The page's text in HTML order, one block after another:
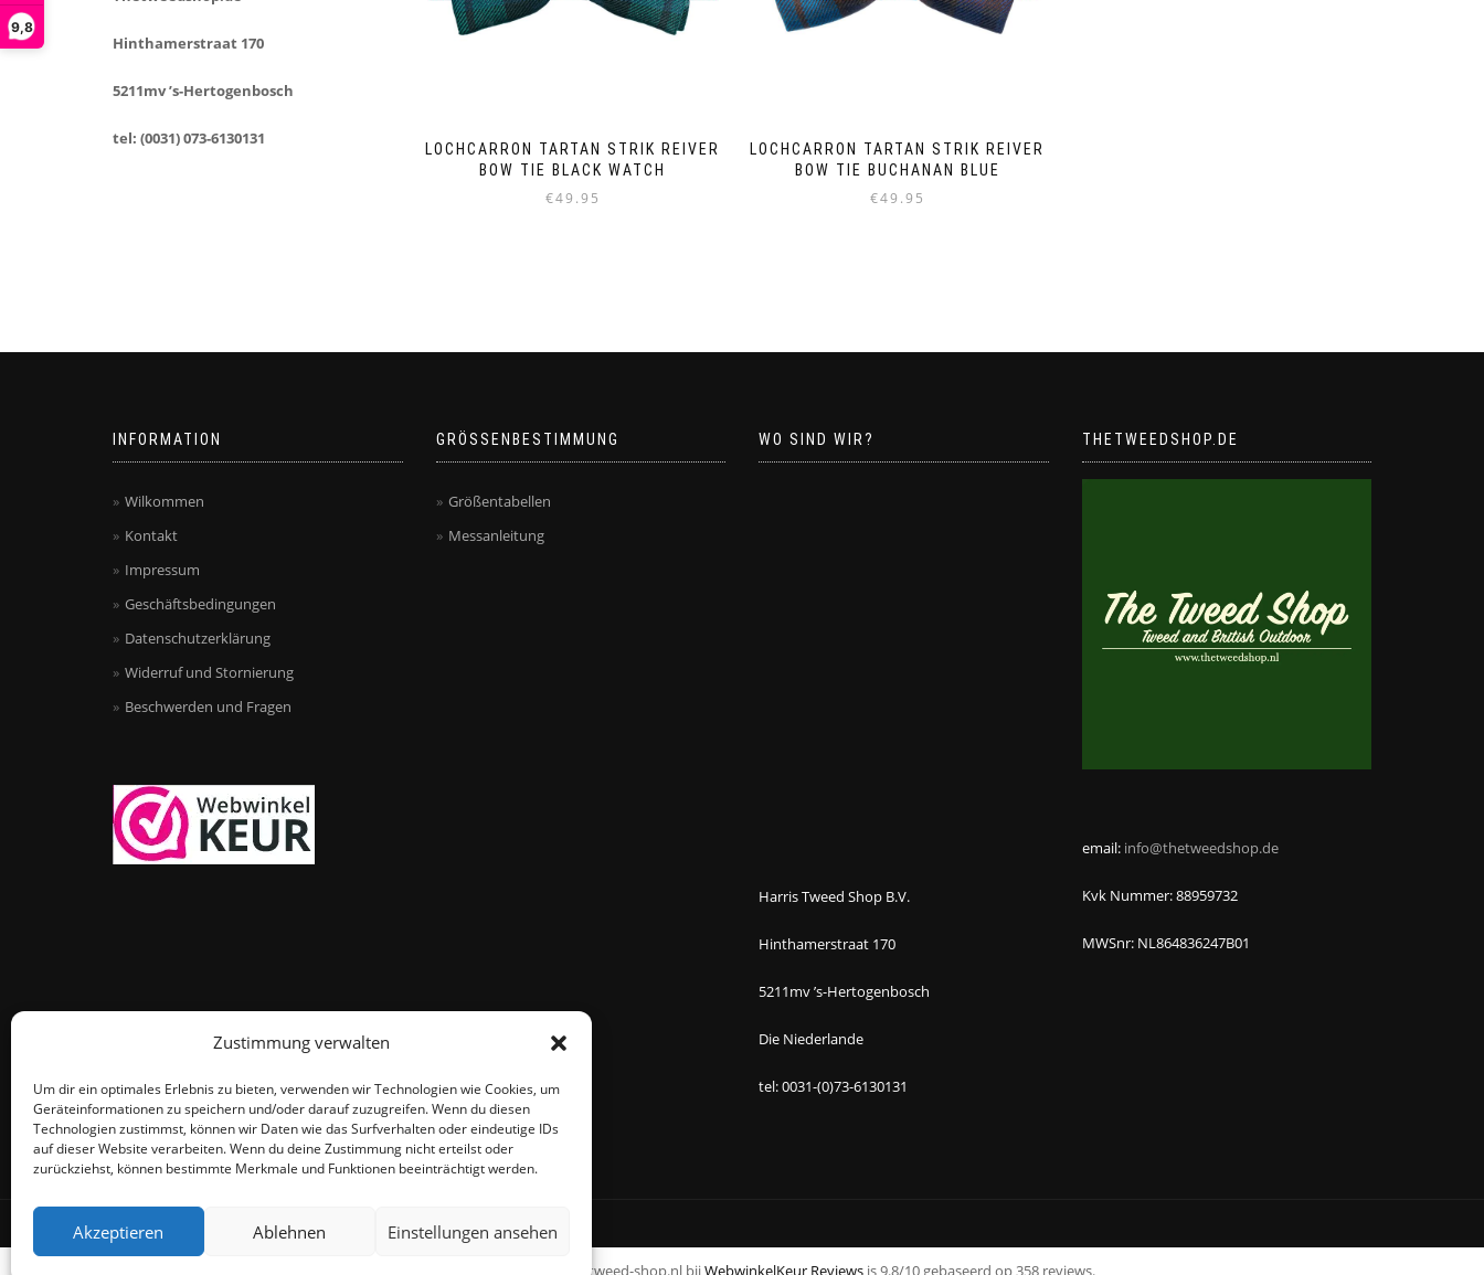
Zustimmung verwalten
Um dir ein optimales Erlebnis zu bieten, verwenden wir Technologien wie Cookies, um
Geräteinformationen zu speichern und/oder darauf zuzugreifen. Wenn du diesen
Technologien zustimmst, können wir Daten wie das Surfverhalten oder eindeutige IDs
auf dieser Website verarbeiten. Wenn du deine Zustimmung nicht erteilst oder
zurückziehst, können bestimmte Merkmale und Funktionen beeinträchtigt werden.
Akzeptieren Ablehnen Einstellungen ansehen
9,8
LOCHCARRON TARTAN STRIK REIVER
BOW TIE BLACK WATCH
€49.95
LOCHCARRON TARTAN STRIK REIVER
BOW TIE BUCHANAN BLUE
€49.95
Hinthamerstraat 170
5211mv ’s-Hertogenbosch
tel: (0031) 073-6130131
INFORMATION
Wilkommen
Kontakt
Impressum
Geschäftsbedingungen
Datenschutzerklärung
Widerruf und Stornierung
Beschwerden und Fragen
GRÖSSENBESTIMMUNG
Größentabellen
Messanleitung
WO SIND WIR?
Harris Tweed Shop B.V.
Hinthamerstraat 170
5211mv ’s-Hertogenbosch
Die Niederlande
tel: 0031-(0)73-6130131
THETWEEDSHOP.DE
email: info@thetweedshop.de
Kvk Nummer: 88959732
MWSnr: NL864836247B01
© THEMEISLE, ALL RIGHTS RESERVED
De waardering van www.harristweed-shop.nl bijWebwinkelKeur Reviews is 9.8/10 gebaseerd op 358 reviews.